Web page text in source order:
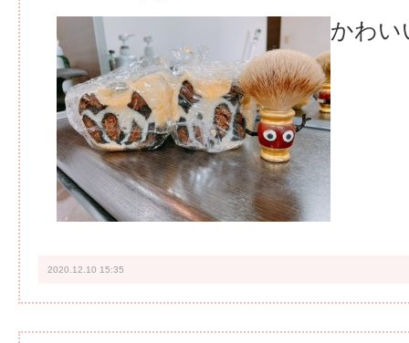
かわい
2020.12.10 15:35